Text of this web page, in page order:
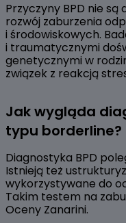
Przyczyny BPD nie są
rozwój zaburzenia
i środowiskowych.
i traumatycznymi
genetycznymi w
związek z reakcją
Jak wygląda
typu borderline?
Diagnostyka BPD
Istnieją też
wykorzystywane do
Takim testem na
Oceny Zanarini.